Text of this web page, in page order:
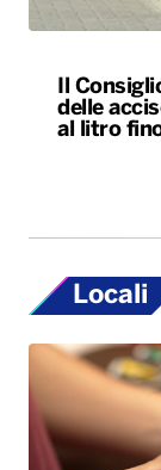
Il
delle
al litro
Locali